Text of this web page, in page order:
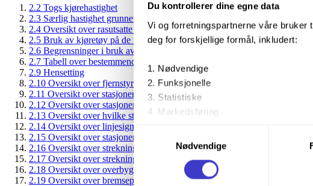
Du kontrollerer dine egne data
Vi og forretningspartnerne våre
deg for forskjellige formål, inkludert:
Nødvendige
Funksjonelle
Statistiske
Markedsføring
Ved å trykke «Godta alle» gir du din
trykke på avmerkingsboksen under
Samtykkevalg
Nødvendige
2.2 Togs kjørehastighet
2.3 Særlig hastighet grunnet rasfare
2.4 Oversikt over rasutsatte strekninger
2.5 Bruk av kjøretøy på de forskjellige banestrekningene
2.6 Begrensninger i bruk av strømavtakere
2.7 Tabell over bestemmende stigning og fall over en strekning på 1000 m
2.9 Hensetting
2.10 Oversikt over fjernstyrte stasjoner som ikke kan betjenes med
2.11 Oversikt over stasjoner hvor det ikke er satt opp forsignaler for
2.12 Oversikt over stasjoner som har mulighet for innkjøring av mer enn
2.13 Oversikt over hvilke stasjoner det kan skiftes uten tillatelse fra
2.14 Oversikt over linjesignal
2.15 Oversikt over stasjoner med elektrisk togoppvarming
2.16 Oversikt over strekninger med ATC og ETCS
2.17 Oversikt over strekninger utrustet med akseltellere
2.18 Oversikt over overbygningsklasse, aksellast, metervekt og lasteprofil
2.19 Oversikt over bremseprosent og bremsetabeller på strekning med